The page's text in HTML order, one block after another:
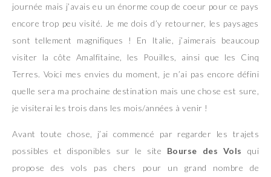
journée mais j’avais eu un énorme coup de coeur pour ce pays
encore trop peu visité. Je me dois d’y retourner, les paysages
sont tellement magnifiques ! En Italie, j’aimerais beaucoup
visiter la côte Amalfitaine, les Pouilles, ainsi que les Cinq
Terres. Voici mes envies du moment, je n’ai pas encore défini
quelle sera ma prochaine destination mais une chose est sure,
je visiterai les trois dans les mois/années à venir !
Avant toute chose, j’ai commencé par regarder les trajets
possibles et disponibles sur le site Bourse des Vols
qui
propose des vols pas chers pour un grand nombre de